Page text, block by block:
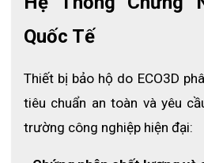
lọt vào từ bất kỳ khe hở nào.
- Phía sau áo có kẻ đường phản
- 2 bên hông áo được thiết kế thêm
tiện lợi đựng những đồ vật mang theo
Quốc Tế
Thiết bị bảo hộ do ECO3D
tiêu chuẩn an toàn và yêu
trường công nghiệp hiện đại: